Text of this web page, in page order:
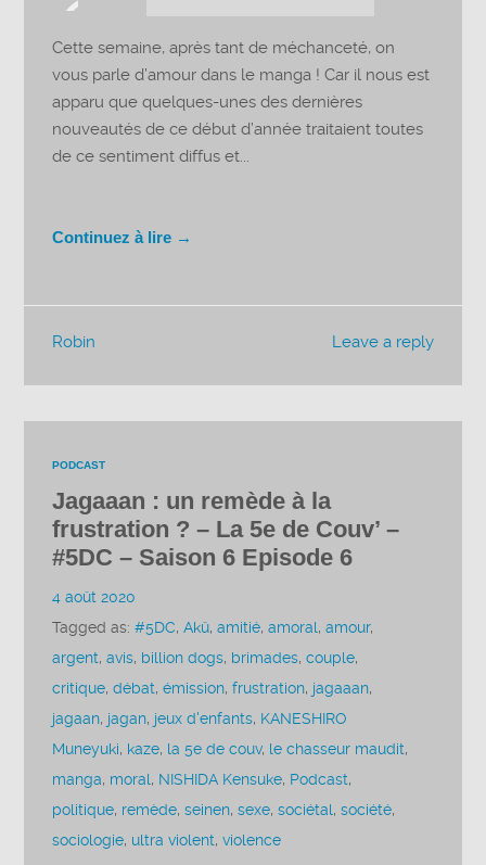
Cette semaine, après tant de méchanceté, on
vous parle d’amour dans le manga ! Car il nous est
apparu que quelques-unes des dernières
nouveautés de ce début d’année traitaient toutes
de ce sentiment diffus et...
Continuez à lire →
Leave a reply
Robin
PODCAST
Jagaaan : un remède à la
frustration ? – La 5e de Couv’ –
#5DC – Saison 6 Episode 6
4 août 2020
Tagged as:#5DC,Akû,amitié,amoral,amour,
argent,avis, billion dogs, brimades,couple,
critique,débat,émission,frustration, jagaaan,
jagaan, jagan, jeux d'enfants, KANESHIRO
Muneyuki, kaze, la 5e de couv, le chasseur maudit,
manga, moral, NISHIDA Kensuke, Podcast,
politique, remède,seinen,sexe,sociétal,société,
sociologie, ultra violent,violence